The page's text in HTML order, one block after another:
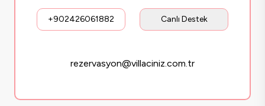
+902426061882 Canlı Destek
rezervasyon@villaciniz.com.tr